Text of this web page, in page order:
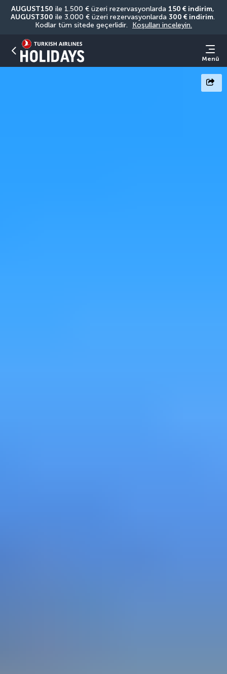
AUGUST150 ile 1.500 € üzeri rezervasyonlarda 150 € indirim
AUGUST300 ile 3.000 € üzeri rezervasyonlarda 300 € indirim.
Kodlar tüm sitede geçerlidir.
Koşulları inceleyin.
Menü